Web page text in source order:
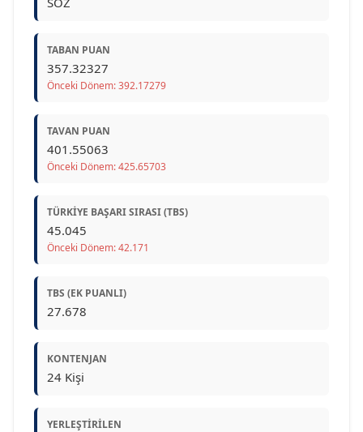
TABAN PUAN
357.32327
Önceki Dönem: 392.17279
TAVAN PUAN
401.55063
Önceki Dönem: 425.65703
TÜRKIYE BAŞARI SIRASI (TBS)
45.045
Önceki Dönem: 42.171
TBS (EK PUANLI)
27.678
KONTENJAN
24 Kişi
YERLEŞTIRILEN